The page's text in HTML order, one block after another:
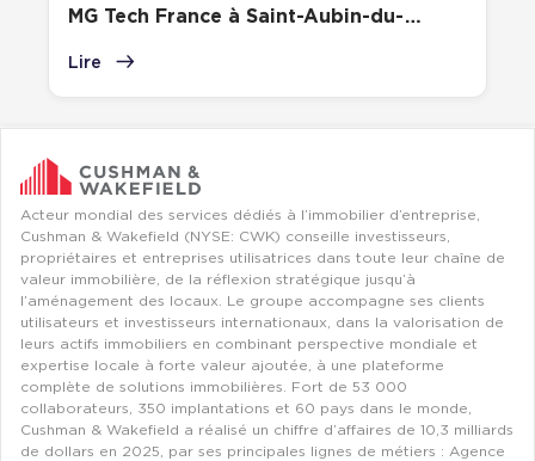
MG Tech France à Saint-Aubin-du-
Lire
Acteur mondial des services dédiés à l’immobilier d’entreprise,
Cushman & Wakefield (NYSE: CWK) conseille investisseurs,
propriétaires et entreprises utilisatrices dans toute leur chaîne de
valeur immobilière, de la réflexion stratégique jusqu’à
l’aménagement des locaux. Le groupe accompagne ses clients
utilisateurs et investisseurs internationaux, dans la valorisation de
leurs actifs immobiliers en combinant perspective mondiale et
expertise locale à forte valeur ajoutée, à une plateforme
complète de solutions immobilières. Fort de 53 000
collaborateurs, 350 implantations et 60 pays dans le monde,
Cushman & Wakefield a réalisé un chiffre d’affaires de 10,3 milliards
de dollars en 2025, par ses principales lignes de métiers : Agence